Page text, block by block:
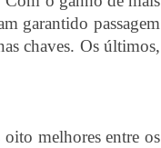
garantido passagem
chaves. Os últimos,
melhores entre os